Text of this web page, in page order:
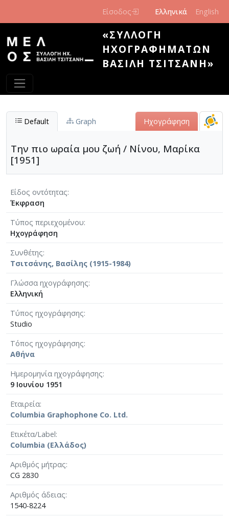
Είσοδος Ελληνικά English
«ΣΥΛΛΟΓΉ
ΗΧΟΓΡΑΦΗΜΆΤΩΝ
ΒΑΣΊΛΗ ΤΣΙΤΣΆΝΗ»
Default Graph Ηχογράφηση
Την πιο ωραία μου ζωή / Νίνου, Μαρίκα
[1951]
Είδος οντότητας
Έκφραση
Τύπος περιεχομένου
Ηχογράφηση
Συνθέτης
Τσιτσάνης, Βασίλης (1915-1984)
Γλώσσα ηχογράφησης
Ελληνική
Τύπος ηχογράφησης
Studio
Τόπος ηχογράφησης
Αθήνα
Ημερομηνία ηχογράφησης
9 Ιουνίου 1951
Εταιρεία
Columbia Graphophone Co. Ltd.
Ετικέτα/Label
Columbia (Ελλάδος)
Αριθμός μήτρας
CG 2830
Αριθμός άδειας
1540-8224